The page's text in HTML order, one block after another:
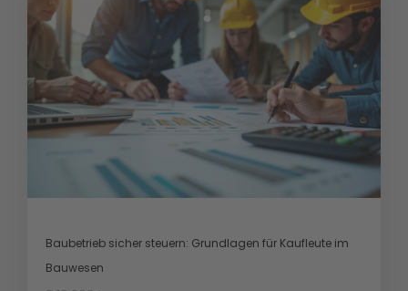
Baubetrieb sicher steuern: Grundlagen für Kaufleute im
Bauwesen